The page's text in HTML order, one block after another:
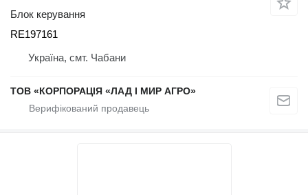
Блок керування
RE197161
Україна, смт. Чабани
ТОВ «КОРПОРАЦІЯ «ЛАД І МИР АГРО»